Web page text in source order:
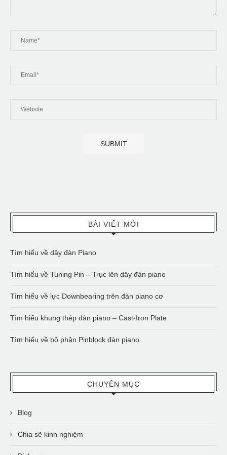
BÀI VIẾT MỚI
Tìm hiểu về dây đàn Piano
Tìm hiểu về Tuning Pin – Trục lên dây đàn piano
Tìm hiểu về lực Downbearing trên đàn piano cơ
Tìm hiểu khung thép đàn piano – Cast-Iron Plate
Tìm hiểu về bộ phận Pinblock đàn piano
CHUYÊN MỤC
Blog
Chia sẽ kinh nghiệm